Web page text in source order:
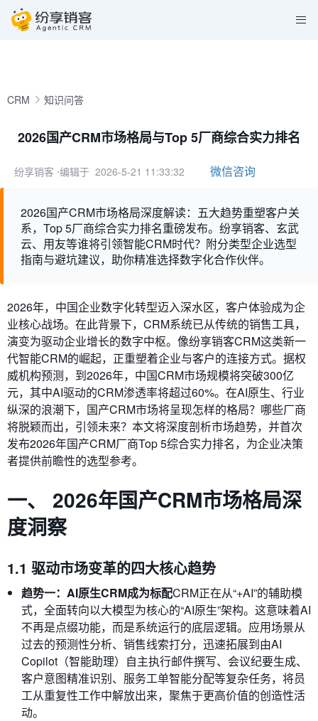
CRM 知识问答
2026国产CRM市场格局与Top 5厂商综合实力排名
纷享销客 ⋅编辑于 2026-5-21 11:33:32 微信咨询
2026国产CRM市场格局深度解读：五大趋势重塑客户关
系，Top 5厂商综合实力排名重磅发布。纷享销客、玄武
云、用友等谁将引领智能CRM时代？附分类型企业选型
指南与避坑建议，助你精准选择数字化合作伙伴。
2026年，中国企业数字化转型迈入深水区，客户体验成为企
业核心战场。在此背景下，CRM系统已从传统的销售工具，
演变为驱动企业增长的数字中枢。像纷享销客CRM这类新一
代智能CRM的崛起，正重塑着企业与客户的连接方式。据权
威机构预测，到2026年，中国CRM市场规模将突破300亿
元，其中AI驱动的CRM渗透率将超过60%。在AI原生、行业
纵深的浪潮下，国产CRM市场将呈现怎样的格局？哪些厂商
将脱颖而出，引领未来？本文将深度剖析市场趋势，并首次
发布2026年国产CRM厂商Top 5综合实力排名，为企业决策
者提供前瞻性的选型参考。
一、 2026年国产CRM市场格局深
度洞察
1.1 驱动市场变革的四大核心趋势
趋势一：AI原生CRM成为标配CRM正在从“+AI”的辅助模
式，全面转向以大模型为核心的“AI原生”架构。这意味着AI
不再是点缀功能，而是系统运行的底层逻辑。应用场景从
过去的预测性分析、销售线索打分，迅速拓展到由AI
Copilot（智能助理）自主执行邮件撰写、会议纪要生成、
客户意图精准识别、服务工单智能分配等复杂任务，将员
工从重复性工作中解放出来，聚焦于更高价值的创造性活
动。